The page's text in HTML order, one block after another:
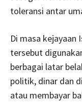
toleransi antar
Di masa kejayaan
tersebut
berbagai latar
politik, dinar dan
atau membayar